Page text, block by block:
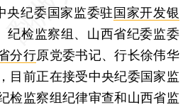
纪委国家监委驻国家开发银
纪检监察组、山西省纪委监委
分行原党委书记、行长徐伟华
目前正在接受中央纪委国家监
检监察组纪律审查和山西省监